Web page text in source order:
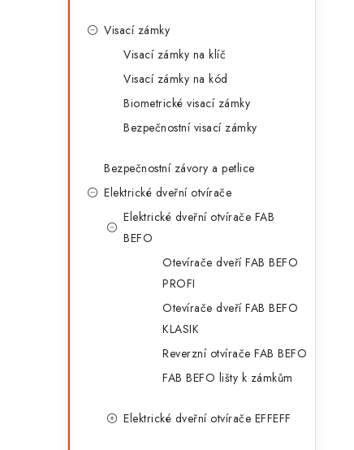
Visací zámky
Visací zámky na klíč
Visací zámky na kód
Biometrické visací zámky
Bezpečnostní visací zámky
Bezpečnostní závory a petlice
Elektrické dveřní otvírače
Elektrické dveřní otvírače FAB
BEFO
Otevírače dveří FAB BEFO
PROFI
Otevírače dveří FAB BEFO
KLASIK
Reverzní otvírače FAB BEFO
FAB BEFO lišty k zámkům
Elektrické dveřní otvírače EFFEFF